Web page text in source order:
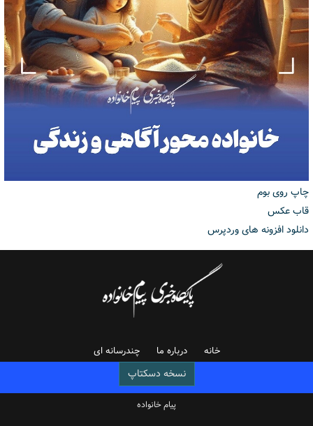
چاپ روی بوم
قاب عکس
دانلود افزونه های وردپرس
خانه درباره ما چندرسانه ای
نسخه دسکتاپ
پیام خانواده